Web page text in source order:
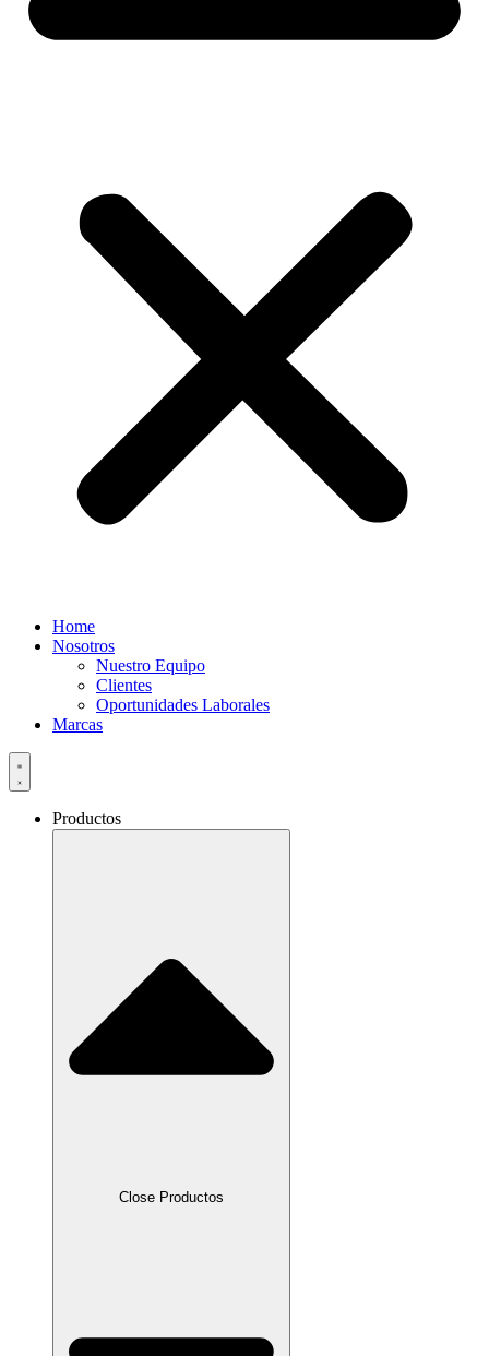
Home
Nosotros
Nuestro Equipo
Clientes
Oportunidades Laborales
Marcas
Productos
Close Productos